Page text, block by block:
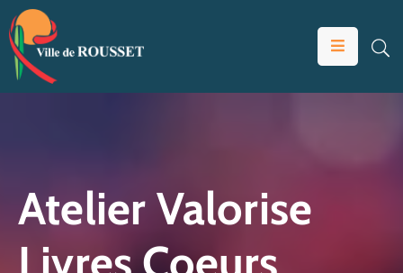
VOTRE
ÉDUCATION
ET
JEUNESSE
Atelier Valorise